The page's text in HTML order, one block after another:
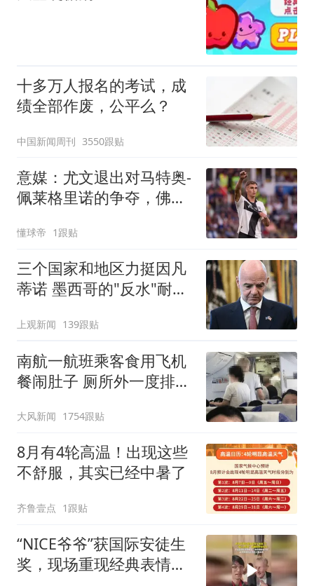
十多万人报名的考试，成
绩全部作废，公平么？
中国新闻周刊 3550跟贴
意媒：尤文退出对马特奥-
佩莱格里诺的争夺，佛罗
懂球帝 1跟贴
三个国家和地区力挺因凡
蒂诺 墨西哥的"反水"耐人
上观新闻 139跟贴
南航一航班乘客食用飞机
餐闹肚子 厕所外一度排长
大风新闻 1754跟贴
8月有4轮高温！出现这些
不舒服，其实已经中暑了
齐鲁壹点 1跟贴
“NICE爷爷”获国际安徒生
奖，现场重现经典表情